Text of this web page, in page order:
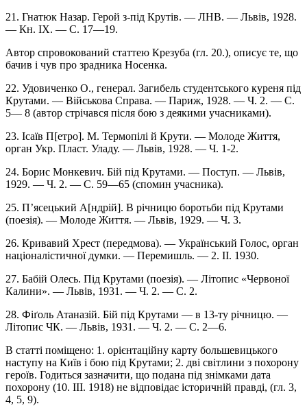
21. Гнатюк Назар. Герой з-під Крутів. — ЛНВ. — Львів, 1928.
— Кн. IX. — С. 17—19.
Автор спровокований статтею Крезуба (гл. 20.), описує те, що
бачив і чув про зрадника Носенка.
22. Удовиченко О., генерал. Загибель студентського куреня під
Крутами. — Військова Справа. — Париж, 1928. — Ч. 2. — С.
5— 8 (автор стрічався після бою з деякими учасниками).
23. Ісаїв П[етро]. М. Термопілі й Крути. — Молоде Життя,
орган Укр. Пласт. Уладу. — Львів, 1928. — Ч. 1-2.
24. Борис Монкевич. Бій під Крутами. — Поступ. — Львів,
1929. — Ч. 2. — С. 59—65 (спомин учасника).
25. П’ясецький А[ндрій]. В річницю боротьби під Крутами
(поезія). — Молоде Життя. — Львів, 1929. — Ч. 3.
26. Кривавий Хрест (передмова). — Український Голос, орган
націоналістичної думки. — Перемишль. — 2. II. 1930.
27. Бабій Олесь. Під Крутами (поезія). — Літопис «Червоної
Калини». — Львів, 1931. — Ч. 2. — С. 2.
28. Фіґоль Атаназій. Бій під Крутами — в 13-ту річницю. —
Літопис ЧК. — Львів, 1931. — Ч. 2. — С. 2—6.
В статті поміщено: 1. орієнтаційну карту большевицького
наступу на Київ і бою під Крутами; 2. дві світлини з похорону
героїв. Годиться зазначити, що подана під знімками дата
похорону (10. III. 1918) не відповідає історичній правді, (гл. 3,
4, 5, 9).